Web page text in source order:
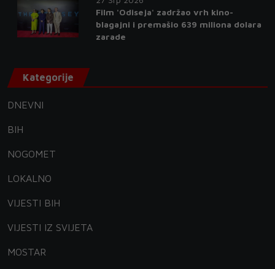
Film 'Odiseja' zadržao vrh kino-
blagajni i premašio 639 miliona dolara
zarade
Kategorije
DNEVNI
BIH
NOGOMET
LOKALNO
VIJESTI BIH
VIJESTI IZ SVIJETA
MOSTAR